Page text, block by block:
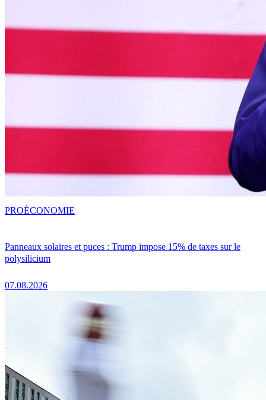
Panneaux solaires et puces : Trump impose 15% de taxes sur le
polysilicium
07.08.2026
PROÉCONOMIE